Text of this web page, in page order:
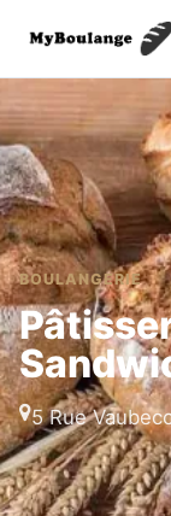
BOULANGERIE
5 Rue